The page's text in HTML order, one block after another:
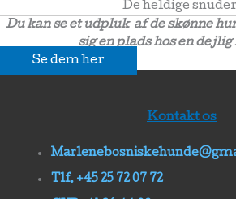
De heldige
Du kan se et udpluk af de skønne
sig en plads hos en
Se dem her
Kontakt os
Tlf. +45 25 72 07 72